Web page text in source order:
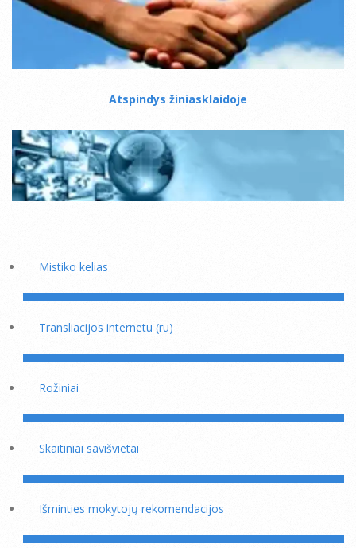
Atspindys žiniasklaidoje
Mistiko kelias
Transliacijos internetu (ru)
Rožiniai
Skaitiniai savišvietai
Išminties mokytojų rekomendacijos